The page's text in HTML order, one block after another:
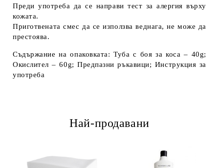
Преди употреба да се направи тест за алергия върху
кожата.
Приготвената смес да се използва веднага, не може да
престоява.
Съдържание на опаковката:​ Туба с боя за коса – 40g;
Окислител – 60g; Предпазни ръкавици; Инструкция за
употреба
Най-продавани